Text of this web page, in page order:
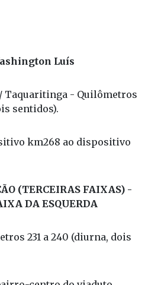
Luís
Taquaritinga - Quilômetros
sentidos).
km268 ao dispositivo
(TERCEIRAS FAIXAS) -
DA ESQUERDA
231 a 240 (diurna, dois